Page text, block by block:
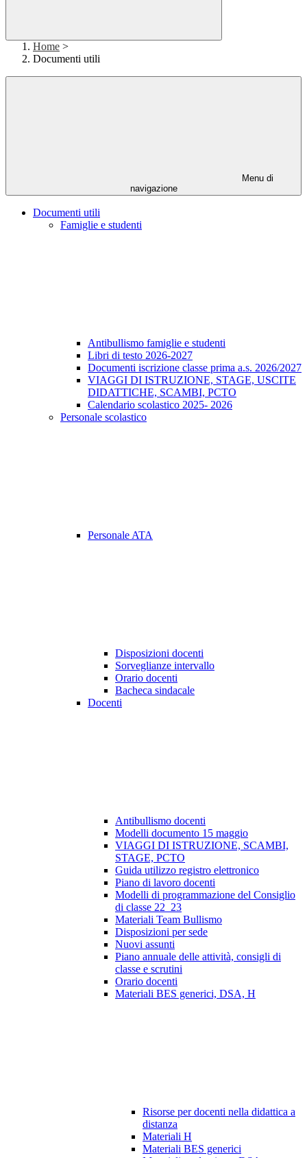
Home >
Documenti utili
Menu di
navigazione
Documenti utili
Famiglie e studenti
Antibullismo famiglie e studenti
Libri di testo 2026-2027
Documenti iscrizione classe prima a.s. 2026/2027
VIAGGI DI ISTRUZIONE, STAGE, USCITE
DIDATTICHE, SCAMBI, PCTO
Calendario scolastico 2025- 2026
Personale scolastico
Personale ATA
Disposizioni docenti
Sorveglianze intervallo
Orario docenti
Bacheca sindacale
Docenti
Antibullismo docenti
Modelli documento 15 maggio
VIAGGI DI ISTRUZIONE, SCAMBI,
STAGE, PCTO
Guida utilizzo registro elettronico
Piano di lavoro docenti
Modelli di programmazione del Consiglio
di classe 22_23
Materiali Team Bullismo
Disposizioni per sede
Nuovi assunti
Piano annuale delle attività, consigli di
classe e scrutini
Orario docenti
Materiali BES generici, DSA, H
Risorse per docenti nella didattica a
distanza
Materiali H
Materiali BES generici